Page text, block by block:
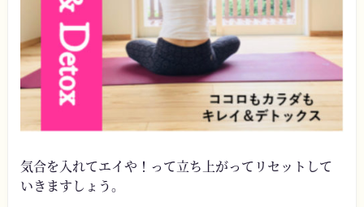
気合を入れてエイや！って立ち上がってリセットして
いきますしょう。